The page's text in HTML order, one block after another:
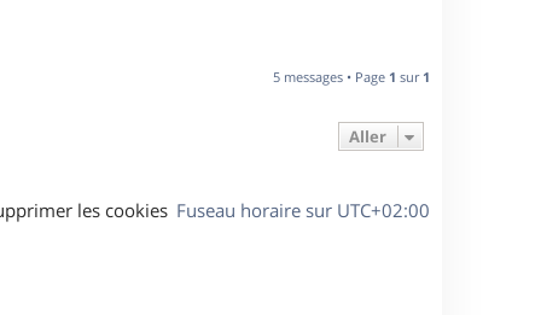
5 messages • Page 1 sur 1
Aller
Fuseau horaire sur UTC+02:00
les cookies